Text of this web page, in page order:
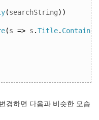
(searchString))
(s => s .Title. Contains
경하면 다음과 비슷한 모습